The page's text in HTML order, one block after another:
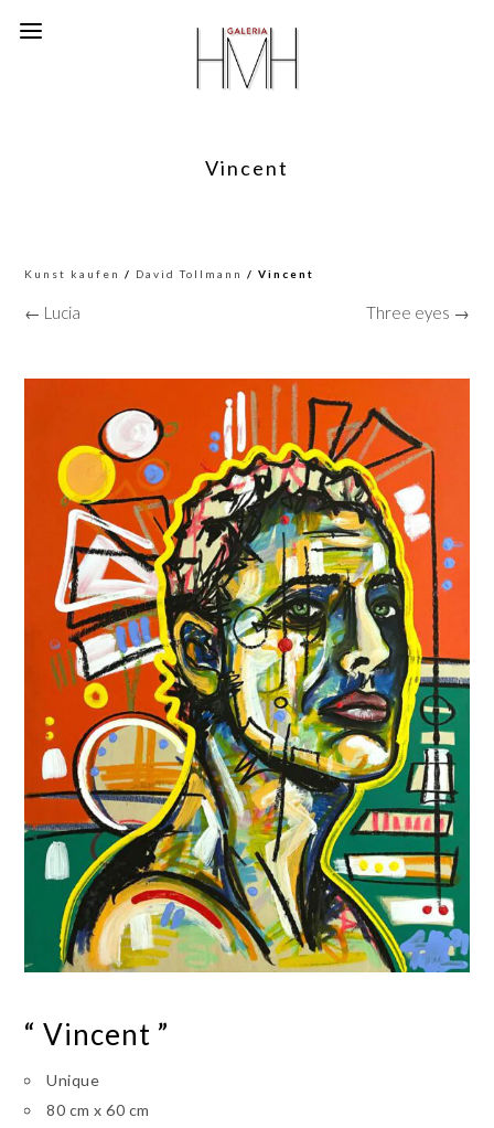
Vincent
Kunst kaufen / David Tollmann / Vincent
← Lucia Three eyes →
“ Vincent ”
Unique
80 cm x 60 cm